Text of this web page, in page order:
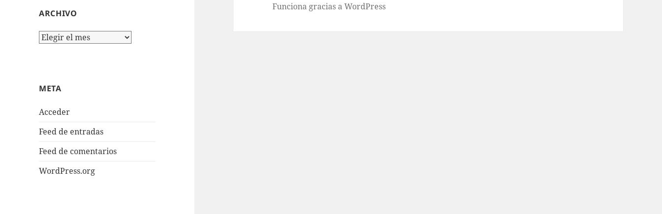
ARCHIVO
Archivo
META
Acceder
Feed de entradas
Feed de comentarios
WordPress.org
Funciona gracias a WordPress